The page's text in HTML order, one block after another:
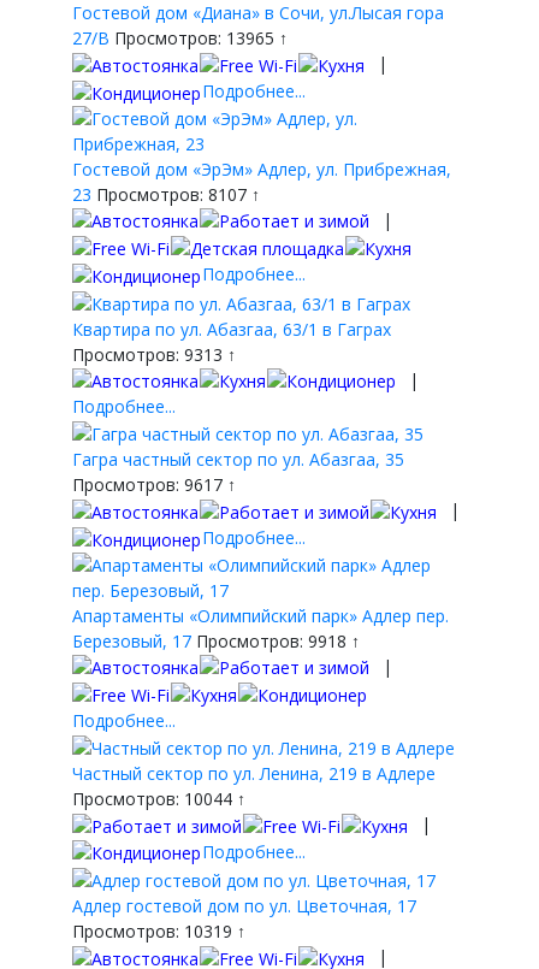
Гостевой дом «Диана» в Сочи, ул.Лысая гора
27/В Просмотров: 13965 ↑
|
Подробнее...
Гостевой дом «ЭрЭм» Адлер, ул. Прибрежная,
23 Просмотров: 8107 ↑
|
Подробнее...
Квартира по ул. Абазгаа, 63/1 в Гаграх
Просмотров: 9313 ↑
|
Подробнее...
Гагра частный сектор по ул. Абазгаа, 35
Просмотров: 9617 ↑
|
Подробнее...
Апартаменты «Олимпийский парк» Адлер пер.
Березовый, 17 Просмотров: 9918 ↑
|
Подробнее...
Частный сектор по ул. Ленина, 219 в Адлере
Просмотров: 10044 ↑
|
Подробнее...
Адлер гостевой дом по ул. Цветочная, 17
Просмотров: 10319 ↑
|